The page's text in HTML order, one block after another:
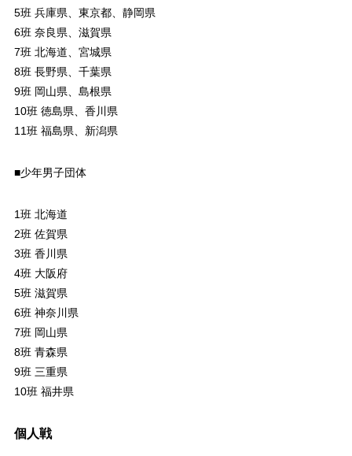
5班 兵庫県、東京都、静岡県
6班 奈良県、滋賀県
7班 北海道、宮城県
8班 長野県、千葉県
9班 岡山県、島根県
10班 徳島県、香川県
11班 福島県、新潟県
■少年男子団体
1班 北海道
2班 佐賀県
3班 香川県
4班 大阪府
5班 滋賀県
6班 神奈川県
7班 岡山県
8班 青森県
9班 三重県
10班 福井県
個人戦